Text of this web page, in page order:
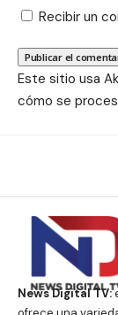
Recibir un
Este sitio usa
cómo se
News Digital TV: